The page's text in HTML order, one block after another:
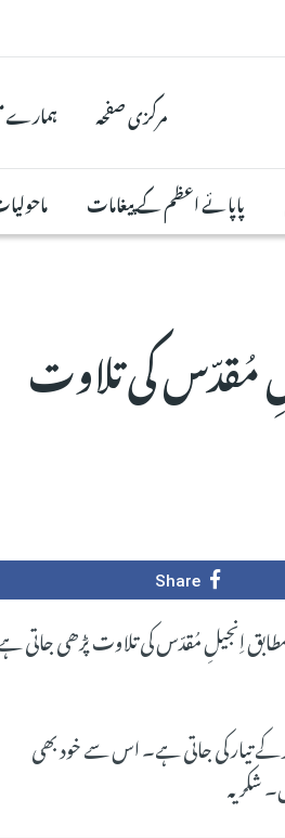
مرکزی صفحہ ہمارے
پاپائے اعظم کے پیغامات
دِن اِنجیلِ مُقدّس کی تلاوت
Share
مطابق اِنجیلِ مُقدّس کی تلاوت پڑھی جاتی
کے تیار کی جاتی ہے۔ اس سے خود بھی
شکریہ